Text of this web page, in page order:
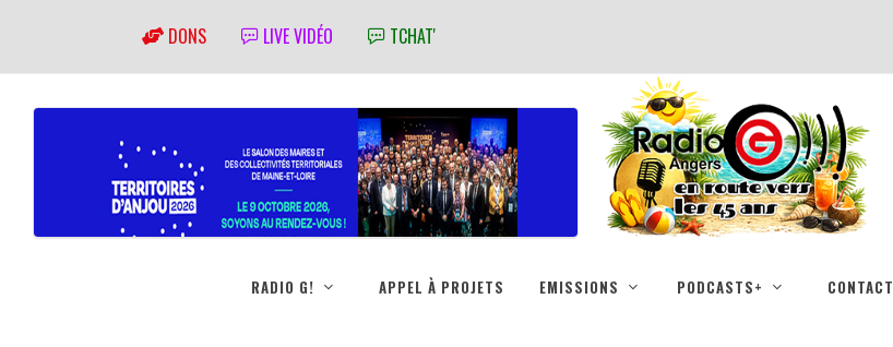
DONS LIVE VIDÉO TCHAT'
RADIO G! APPEL À PROJETS EMISSIONS PODCASTS+ CONTACT